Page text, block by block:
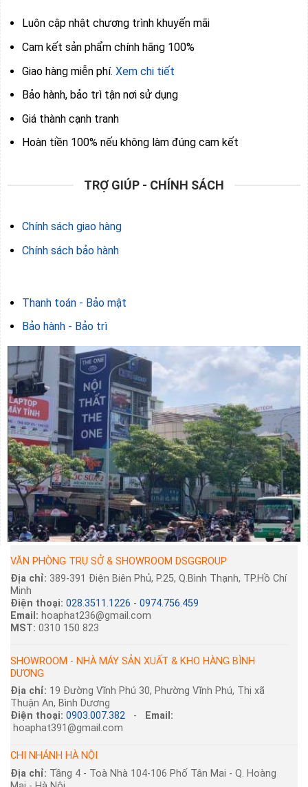
Luôn cập nhật chương trình khuyến mãi
Cam kết sản phẩm chính hãng 100%
Giao hàng miễn phí. Xem chi tiết
Bảo hành, bảo trì tận nơi sử dụng
Giá thành cạnh tranh
Hoàn tiền 100% nếu không làm đúng cam kết
TRỢ GIÚP - CHÍNH SÁCH
Chính sách giao hàng
Chính sách bảo hành
Thanh toán - Bảo mật
Bảo hành - Bảo trì
VĂN PHÒNG TRỤ SỞ & SHOWROOM DSGGROUP
Địa chỉ: 389-391 Điện Biên Phủ, P.25, Q.Bình Thạnh, TP.Hồ Chí
Minh
Điện thoại: 028.3511.1226 - 0974.756.459
Email: hoaphat236@gmail.com
MST: 0310 150 823
SHOWROOM - NHÀ MÁY SẢN XUẤT & KHO HÀNG BÌNH
DƯƠNG
Địa chỉ: 19 Đường Vĩnh Phú 30, Phường Vĩnh Phú, Thị xã
Thuận An, Bình Dương
Điện thoại: 0903.007.382-
Email:
hoaphat391@gmail.com
CHI NHÁNH HÀ NỘI
Địa chỉ: Tầng 4 - Toà Nhà 104-106 Phố Tân Mai - Q. Hoàng